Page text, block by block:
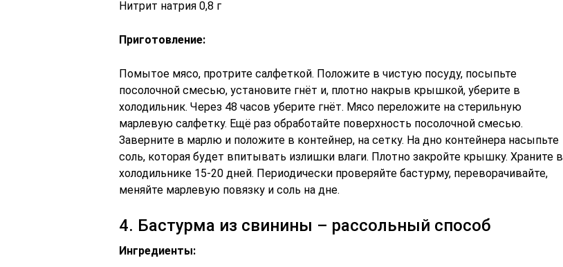
Нитрит натрия 0,8 г
Приготовление:
Помытое мясо, протрите салфеткой. Положите в чистую посуду, посыпьте
посолочной смесью, установите гнёт и, плотно накрыв крышкой, уберите в
холодильник. Через 48 часов уберите гнёт. Мясо переложите на стерильную
марлевую салфетку. Ещё раз обработайте поверхность посолочной смесью.
Заверните в марлю и положите в контейнер, на сетку. На дно контейнера насыпьте
соль, которая будет впитывать излишки влаги. Плотно закройте крышку. Храните в
холодильнике 15-20 дней. Периодически проверяйте бастурму, переворачивайте,
меняйте марлевую повязку и соль на дне.
4. Бастурма из свинины – рассольный способ
Ингредиенты: